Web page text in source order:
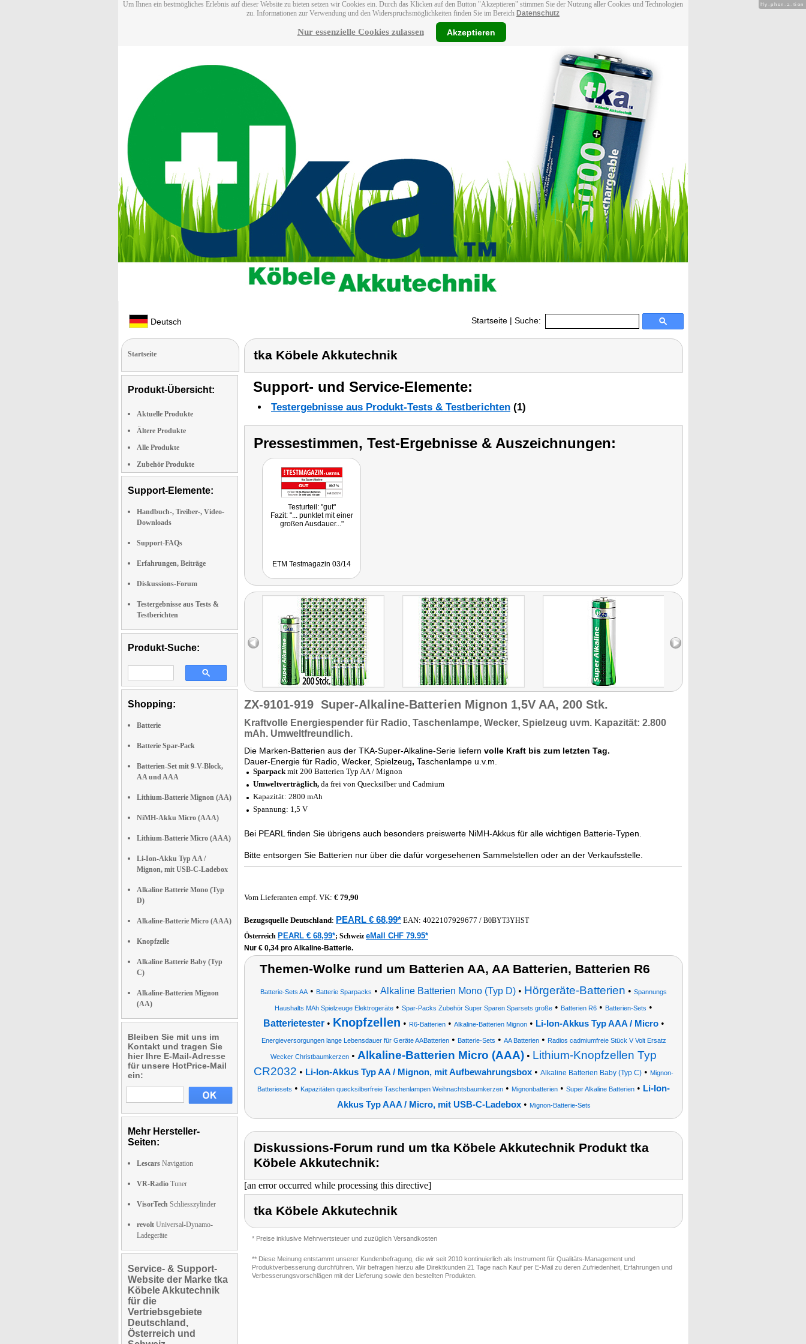
Um Ihnen ein bestmögliches Erlebnis auf dieser Website zu bieten setzen wir Cookies ein. Durch das Klicken auf den Button "Akzeptieren" stimmen Sie der Nutzung aller Cookies und Technologien
zu. Informationen zur Verwendung und den Widerspruchsmöglichkeiten finden Sie im Bereich Datenschutz
Nur essenzielle Cookies zulassen Akzeptieren
Deutsch Startseite | Suche:
Startseite
Produkt-Übersicht:
Aktuelle Produkte
Ältere Produkte
Alle Produkte
Zubehör Produkte
Support-Elemente:
Handbuch-, Treiber-, Video-
Downloads
Support-FAQs
Erfahrungen, Beiträge
Diskussions-Forum
Testergebnisse aus Tests &
Testberichten
Produkt-Suche:
Shopping:
Batterie
Batterie Spar-Pack
Batterien-Set mit 9-V-Block,
AA und AAA
Lithium-Batterie Mignon (AA)
NiMH-Akku Micro (AAA)
Lithium-Batterie Micro (AAA)
Li-Ion-Akku Typ AA /
Mignon, mit USB-C-Ladebox
Alkaline Batterie Mono (Typ
D)
Alkaline-Batterie Micro (AAA)
Knopfzelle
Alkaline Batterie Baby (Typ
C)
Alkaline-Batterien Mignon
(AA)
Bleiben Sie mit uns im
Kontakt und tragen Sie
hier Ihre E-Mail-Adresse
für unsere HotPrice-Mail
ein:
Mehr Hersteller-
Seiten:
Lescars Navigation
VR-Radio Tuner
VisorTech Schliesszylinder
revolt Universal-Dynamo-
Ladegeräte
Service- & Support-
Website der Marke tka
Köbele Akkutechnik
für die
Vertriebsgebiete
Deutschland,
Österreich und
tka Köbele Akkutechnik
Support- und Service-Elemente:
Testergebnisse aus Produkt-Tests & Testberichten (1)
Pressestimmen, Test-Ergebnisse & Auszeichnungen:
Testurteil: "gut"
Fazit: "... punktet mit einer
großen Ausdauer..."
ETM Testmagazin 03/14
ZX-9101-919 Super-Alkaline-Batterien Mignon 1,5V AA, 200 Stk.
Kraftvolle Energiespender für Radio, Taschenlampe, Wecker, Spielzeug uvm. Kapazität: 2.800
mAh. Umweltfreundlich.
Die Marken-Batterien aus der TKA-Super-Alkaline-Serie liefern volle Kraft bis zum letzten Tag.
Dauer-Energie für Radio, Wecker, Spielzeug, Taschenlampe u.v.m.
Sparpackmit 200 Batterien Typ AA / Mignon
Umweltverträglich, da frei von Quecksilber und Cadmium
Kapazität: 2800 mAh
Spannung: 1,5 V
Bei PEARL finden Sie übrigens auch besonders preiswerte NiMH-Akkus für alle wichtigen Batterie-Typen.
Bitte entsorgen Sie Batterien nur über die dafür vorgesehenen Sammelstellen oder an der Verkaufsstelle.
Vom Lieferanten empf. VK: € 79,90
Bezugsquelle Deutschland: PEARL € 68,99* EAN: 4022107929677 / B0BYT3YHST
Österreich PEARL € 68,99*; Schweiz eMall CHF 79.95*
Nur € 0,34 pro Alkaline-Batterie.
Themen-Wolke rund um Batterien AA, AA Batterien, Batterien R6
Batterie-Sets AA • Batterie Sparpacks • Alkaline Batterien Mono (Typ D) • Hörgeräte-Batterien • Spannungs
Haushalts MAh Spielzeuge Elektrogeräte • Spar-Packs Zubehör Super Sparen Sparsets große • Batterien R6 • Batterien-Sets •
Batterietester• Knopfzellen • R6-Batterien• Alkaline-Batterien Mignon• Li-Ion-Akkus Typ AAA / Micro•
Energieversorgungen lange Lebensdauer für Geräte AABatterien• Batterie-Sets • AA Batterien• Radios cadmiumfreie Stück V Volt Ersatz
Wecker Christbaumkerzen • Alkaline-Batterien Micro (AAA) • Lithium-Knopfzellen Typ
CR2032 • Li-Ion-Akkus Typ AA / Mignon, mit Aufbewahrungsbox • Alkaline Batterien Baby (Typ C) • Mignon-
Batteriesets • Kapazitäten quecksilberfreie Taschenlampen Weihnachtsbaumkerzen • Mignonbatterien • Super Alkaline Batterien • Li-Ion-
Akkus Typ AAA / Micro, mit USB-C-Ladebox• Mignon-Batterie-Sets
Diskussions-Forum rund um tka Köbele Akkutechnik Produkt tka
Köbele Akkutechnik:
[an error occurred while processing this directive]
tka Köbele Akkutechnik
* Preise inklusive Mehrwertsteuer und zuzüglich Versandkosten
** Diese Meinung entstammt unserer Kundenbefragung, die wir seit 2010 kontinuierlich als Instrument für Qualitäts-Management und
Produktverbesserung durchführen. Wir befragen hierzu alle Direktkunden 21 Tage nach Kauf per E-Mail zu deren Zufriedenheit, Erfahrungen und
Verbesserungsvorschlägen mit der Lieferung sowie den bestellten Produkten.
Hy-phen-a-tion